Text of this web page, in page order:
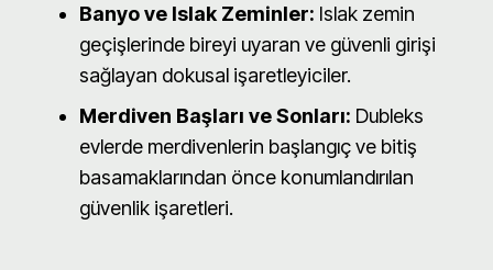
Banyo ve Islak Zeminler: Islak zemin
geçişlerinde bireyi uyaran ve güvenli girişi
sağlayan dokusal işaretleyiciler.
Merdiven Başları ve Sonları: Dubleks
evlerde merdivenlerin başlangıç ve bitiş
basamaklarından önce konumlandırılan
güvenlik işaretleri.